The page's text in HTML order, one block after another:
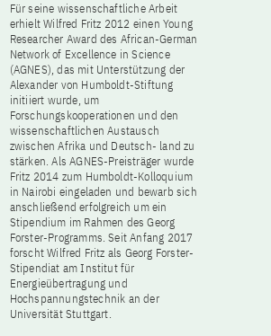
Für seine wissenschaftliche Arbeit
erhielt Wilfred Fritz 2012 einen Young
Researcher Award des African-German
Network of Excellence in Science
(AGNES), das mit Unterstützung der
Alexander von Humboldt-Stiftung
initiiert wurde, um
Forschungskooperationen und den
wissenschaftlichen Austausch
zwischen Afrika und Deutsch- land zu
stärken. Als AGNES-Preisträger wurde
Fritz 2014 zum Humboldt-Kolloquium
in Nairobi eingeladen und bewarb sich
anschließend erfolgreich um ein
Stipendium im Rahmen des Georg
Forster-Programms. Seit Anfang 2017
forscht Wilfred Fritz als Georg Forster-
Stipendiat am Institut für
Energieübertragung und
Hochspannungstechnik an der
Universität Stuttgart.